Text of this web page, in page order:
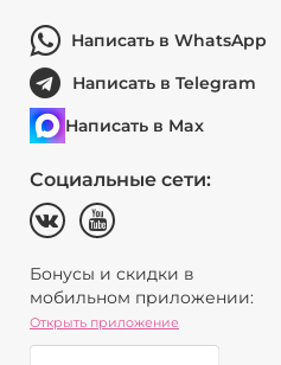
Написать в WhatsApp
Написать в Telegram
Написать в Max
Социальные сети:
Бонусы и скидки в
мобильном приложении:
Открыть приложение